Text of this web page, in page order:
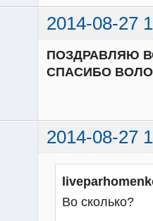
2014-08-27
ПОЗДРАВЛЯЮ
СПАСИБО
2014-08-27
Во сколько?